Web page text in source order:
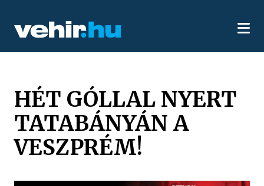
HÉT GÓLLAL NYERT
TATABÁNYÁN A
VESZPRÉM!